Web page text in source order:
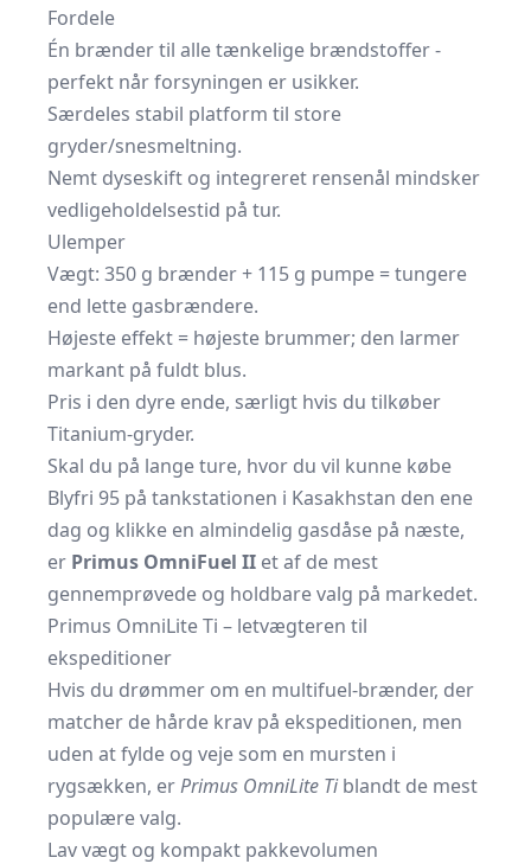
Fordele
Én brænder til alle tænkelige brænd­stoffer -
perfekt når forsyningen er usikker.
Særdeles stabil platform til store
gryder/snesmeltning.
Nemt dyseskift og integreret rensenål mindsker
vedlige­holdelsestid på tur.
Ulemper
Vægt: 350 g brænder + 115 g pumpe = tungere
end lette gas­brændere.
Højeste effekt = højeste brummer; den larmer
markant på fuldt blus.
Pris i den dyre ende, særligt hvis du tilkøber
Titanium-gryder.
Skal du på lange ture, hvor du vil kunne købe
Blyfri 95 på tankstationen i Kasakhstan den ene
dag og klikke en almindelig gasdåse på næste,
er Primus OmniFuel II et af de mest
gennemprøvede og holdbare valg på markedet.
Primus OmniLite Ti – letvægteren til
ekspeditioner
Hvis du drømmer om en multifuel-brænder, der
matcher de hårde krav på ekspeditionen, men
uden at fylde og veje som en mursten i
rygsækken, erPrimus OmniLite Tiblandt de mest
populære valg.
Lav vægt og kompakt pakkevolumen